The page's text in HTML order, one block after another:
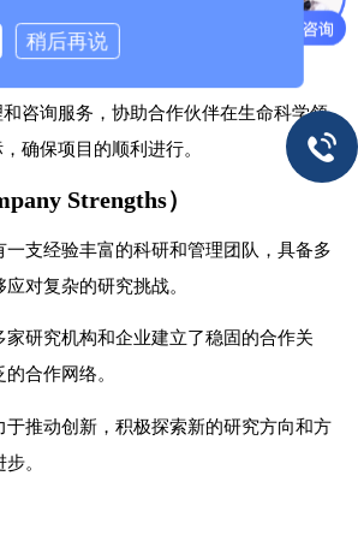
地理解研究结果，优化研究设计。
咨询服务，协助合作伙伴在生命科学领
确保项目的顺利进行。
Strengths）
一支经验丰富的科研和管理团队，具备多
对复杂的研究挑战。
家研究机构和企业建立了稳固的合作关
合作网络。
于推动创新，积极探索新的研究方向和方
。
稍后再说